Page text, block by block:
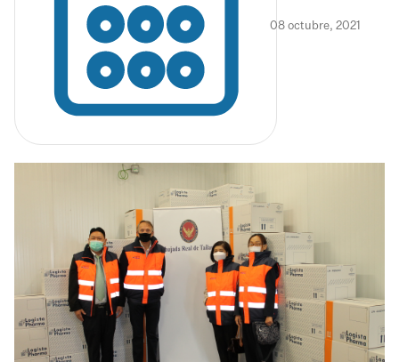
08 octubre, 2021